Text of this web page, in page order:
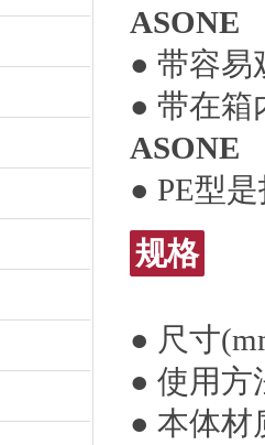
ASONE
● 带容易
● 带在箱
ASONE
● PE型
规格
● 尺寸
● 使用方
● 本体材